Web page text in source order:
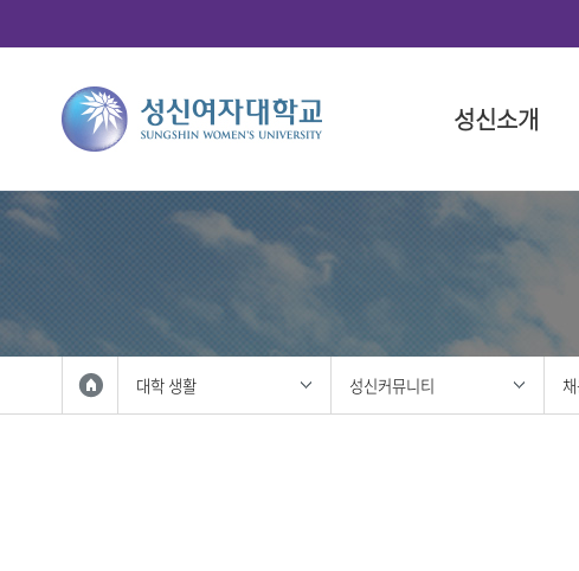
성신소개
총장소개
총장 프로필
대학
대학(돈암수정)
사회과학대학
자연과학대학
공과대학
학사 일정
대학원 일정
연구산학협력단
국제화 프로그
학생 활동
중앙동아리
학생복지위원회
성신사회봉사
학생활동지원
학생홍보대사 포
대학 생활 성신커뮤니티